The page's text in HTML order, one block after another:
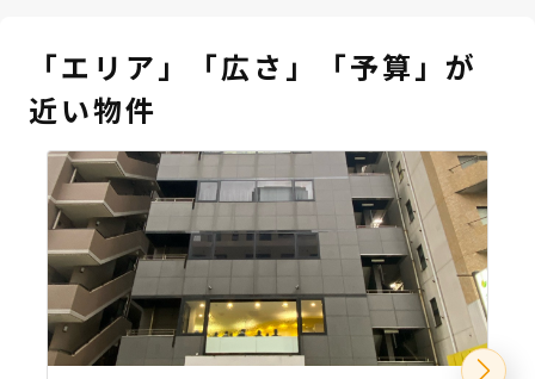
「エリア」「広さ」「予算」が
近い物件